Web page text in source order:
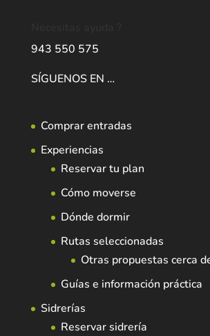
943 550 575
SÍGUENOS EN …
Comprar entradas
Experiencias
Reservar tu plan
Cómo moverse
Dónde dormir
Rutas seleccionadas
Otras propuestas cerca
Guías e información práctica
Sidrerías
Reservar sidrería